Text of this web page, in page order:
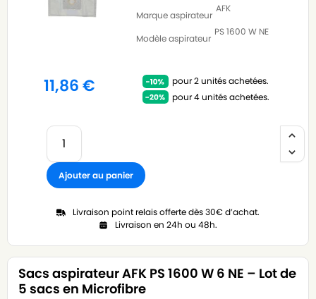
Marque aspirateur
AFK
Modèle aspirateur
PS 1600 W NE
11,86€
pour 2 unités achetées.
pour 4 unités achetées.
Ajouter au panier
Livraison point relais offerte dès 30€ d’achat.
Livraison en 24h ou 48h.
Sacs aspirateur AFK PS 1600 W 6 NE – Lot de
5 sacs en Microfibre